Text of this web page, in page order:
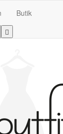
Butik